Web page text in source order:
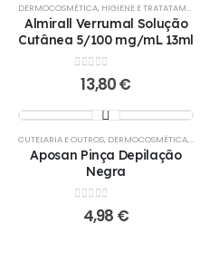
DERMOCOSMÉTICA, HIGIENE E TRATATAMENTO
Almirall Verrumal Solução
Cutânea 5/100 mg/mL 13ml
out of 5
13,80€
CUTELARIA E OUTROS, DERMOCOSMÉTICA,PÉS
Aposan Pinça Depilação
Negra
out of 5
4,98 €